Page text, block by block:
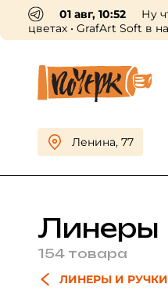
Ленина, 77
Линеры
154 товара
ЛИНЕРЫ И РУЧКИ